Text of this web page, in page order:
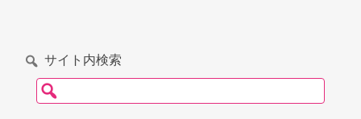
サイト内検索
検索: